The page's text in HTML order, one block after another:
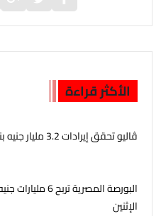
الأكثر قراءة
ڤاليو تحقق إيرادات 3.2 مليار جنيه بنهاية يونيو 2026
البورصة المصرية
الإثنين